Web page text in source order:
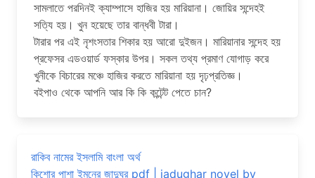
সামলাতে পরদিনই ক্যাম্পাসে হাজির হয় মারিয়ানা। জোয়ির সন্দেহই
সত্যি হয়। খুন হয়েছে তার বান্ধবী টারা।
টারার পর এই নৃশংসতার শিকার হয় আরো দুইজন। মারিয়ানার সন্দেহ হয়
প্রফেসর এডওয়ার্ড ফস্কার উপর। সকল তথ্য প্রমাণ যোগাড় করে
খুনীকে বিচারের মঞ্চে হাজির করতে মারিয়ানা হয় দৃঢ়প্রতিজ্ঞ।
বইপাও থেকে আপনি আর কি কি কন্টেন্ট পেতে চান?
রাকিব নামের ইসলামি বাংলা অর্থ
কিশোর পাশা ইমনের জাদুঘর pdf | jadughar novel by